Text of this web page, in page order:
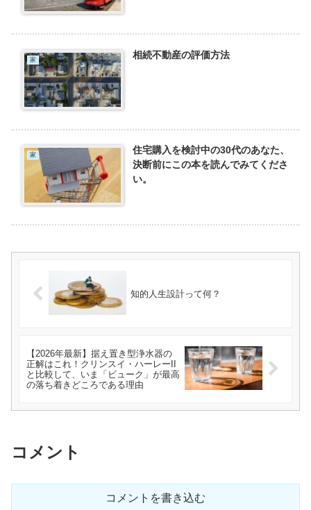
家 相続不動産の評価方法
家
住宅購入を検討中の30代のあなた、
決断前にこの本を読んでみてくださ
い。
知的人生設計って何？
【2026年最新】据え置き型浄水器の
正解はこれ！クリンスイ・ハーレーII
と比較して、いま「ビューク」が最高
の落ち着きどころである理由
コメント
コメントを書き込む